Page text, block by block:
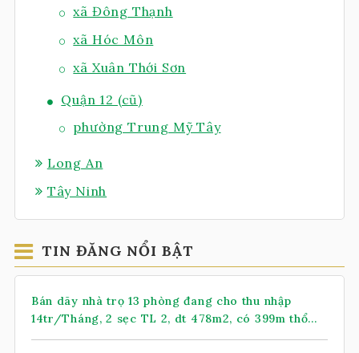
xã Đông Thạnh
xã Hóc Môn
xã Xuân Thới Sơn
Quận 12 (cũ)
phường Trung Mỹ Tây
Long An
Tây Ninh
TIN ĐĂNG NỔI BẬT
Bán dãy nhà trọ 13 phòng đang cho thu nhập
14tr/Tháng, 2 sẹc TL 2, dt 478m2, có 399m thổ
cư, xã Nhuận Đức (mới)